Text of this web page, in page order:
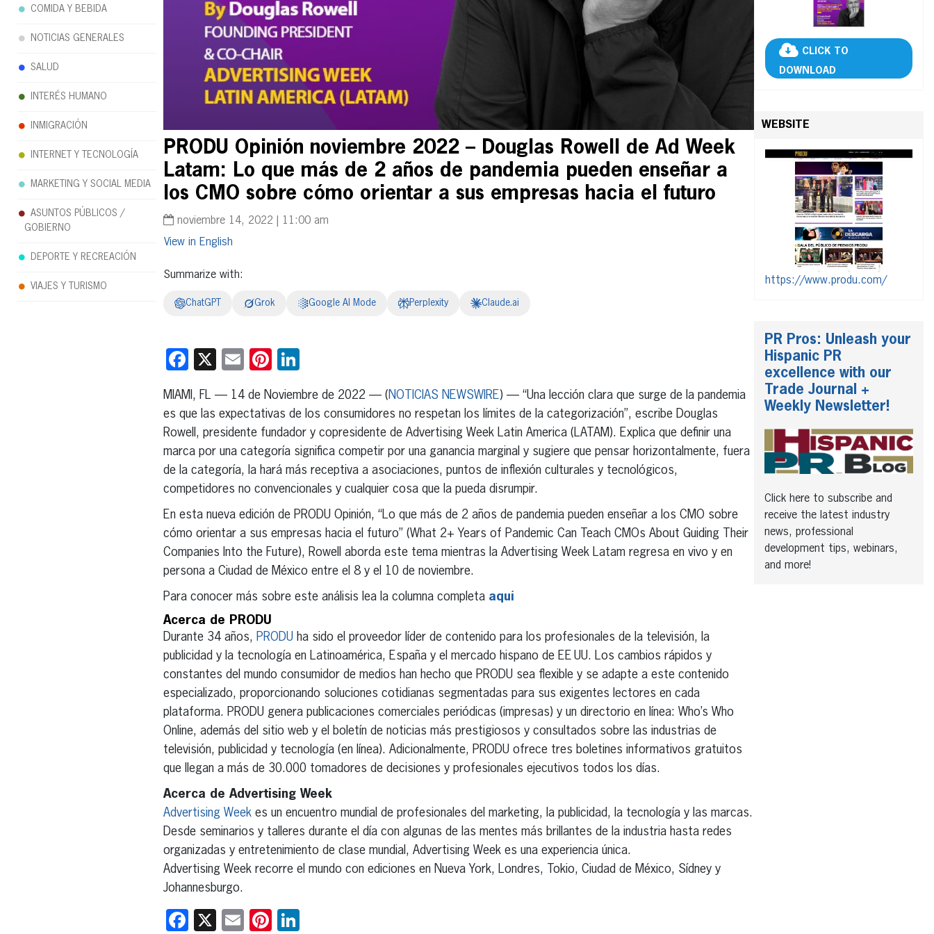
PRODU Opinión noviembre 2022 – Douglas Rowell de Ad Week
Latam: Lo que más de 2 años de pandemia pueden enseñar a
los CMO sobre cómo orientar a sus empresas hacia el futuro
noviembre 14, 2022 | 11:00 am
English
Summarize with:
ChatGPT Grok Google AI Mode Perplexity Claude.ai
Facebook
X EmailPinterest
MIAMI, FL — 14 de Noviembre de 2022 — (NOTICIAS NEWSWIRE) — “Una lección clara que surge de la pandemia
es que las expectativas de los consumidores no respetan los límites de la categorización”, escribe Douglas
Rowell, presidente fundador y copresidente de Advertising Week Latin America (LATAM). Explica que definir una
marca por una categoría significa competir por una ganancia marginal y sugiere que pensar horizontalmente, fuera
de la categoría, la hará más receptiva a asociaciones, puntos de inflexión culturales y tecnológicos,
competidores no convencionales y cualquier cosa que la pueda disrumpir.
En esta nueva edición de PRODU Opinión, “Lo que más de 2 años de pandemia pueden enseñar a los CMO sobre
cómo orientar a sus empresas hacia el futuro” (What 2+ Years of Pandemic Can Teach CMOs About Guiding Their
Companies Into the Future), Rowell aborda este tema mientras la Advertising Week Latam regresa en vivo y en
persona a Ciudad de México entre el 8 y el 10 de noviembre.
Para conocer más sobre este análisis lea la columna completa aquí
Acerca de PRODU
Durante 34 años, PRODUha sido el proveedor líder de contenido para los profesionales de la televisión, la
publicidad y la tecnología en Latinoamérica, España y el mercado hispano de EE UU. Los cambios rápidos y
constantes del mundo consumidor de medios han hecho que PRODU sea flexible y se adapte a este contenido
especializado, proporcionando soluciones cotidianas segmentadas para sus exigentes lectores en cada
plataforma. PRODU genera publicaciones comerciales periódicas (impresas) y un directorio en línea: Who’s Who
Online, además del sitio web y el boletín de noticias más prestigiosos y consultados sobre las industrias de
televisión, publicidad y tecnología (en línea). Adicionalmente, PRODU ofrece tres boletines informativos gratuitos
que llegan a más de 30.000 tomadores de decisiones y profesionales ejecutivos todos los días.
Acerca de Advertising Week
Advertising Weekes un encuentro mundial de profesionales del marketing, la publicidad, la tecnología y las marcas.
Desde seminarios y talleres durante el día con algunas de las mentes más brillantes de la industria hasta redes
organizadas y entretenimiento de clase mundial, Advertising Week es una experiencia única.
Advertising Week recorre el mundo con ediciones en Nueva York, Londres, Tokio, Ciudad de México, Sídney y
Johannesburgo.
Facebook
X EmailPinterest
CLICK TO
DOWNLOAD
WEBSITE
https://www.produ.com/
PR Pros: Unleash your
Hispanic PR
excellence with our
Trade Journal +
Weekly Newsletter!
Click here to subscribe and
receive the latest industry
news, professional
development tips, webinars,
and more!
COMIDA Y BEBIDA
NOTICIAS GENERALES
SALUD
INTERÉS HUMANO
INMIGRACIÓN
INTERNET Y TECNOLOGÍA
MARKETING Y SOCIAL MEDIA
ASUNTOS PÚBLICOS /
GOBIERNO
DEPORTE Y RECREACIÓN
VIAJES Y TURISMO